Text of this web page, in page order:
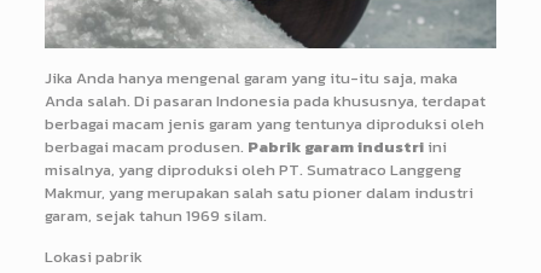
Jika Anda hanya mengenal garam yang itu-itu saja, maka
Anda salah. Di pasaran Indonesia pada khususnya, terdapat
berbagai macam jenis garam yang tentunya diproduksi oleh
berbagai macam produsen. Pabrik garam industriini
misalnya, yang diproduksi oleh PT. Sumatraco Langgeng
Makmur, yang merupakan salah satu pioner dalam industri
garam, sejak tahun 1969 silam.
Lokasi pabrik